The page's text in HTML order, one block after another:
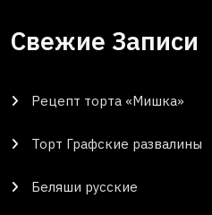
Свежие Записи
Рецепт торта «Мишка»
Торт Графские развалины
Беляши русские